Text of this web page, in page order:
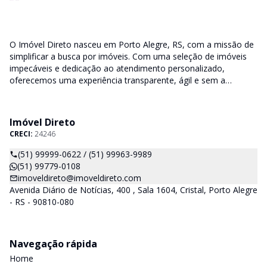
O Imóvel Direto nasceu em Porto Alegre, RS, com a missão de
simplificar a busca por imóveis. Com uma seleção de imóveis
impecáveis e dedicação ao atendimento personalizado,
oferecemos uma experiência transparente, ágil e sem a
Imóvel Direto
CRECI: 24246
(51) 99999-0622 / (51) 99963-9989
(51) 99779-0108
imoveldireto@imoveldireto.com
Avenida Diário de Notícias, 400 , Sala 1604, Cristal, Porto Alegre
- RS - 90810-080
Navegação rápida
Home